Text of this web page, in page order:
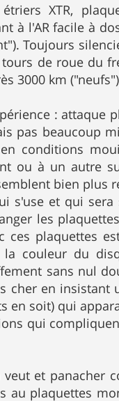
XTR,
à l'AR facile à
Toujours
de roue du
3000 km
: attaque
pas beaucoup
conditions
ou à un autre
bien plus
s'use et qui sera
les
ces plaquettes
la couleur du
sans nul
cher en insistant
en soit) qui
qui
et panacher
au plaquettes